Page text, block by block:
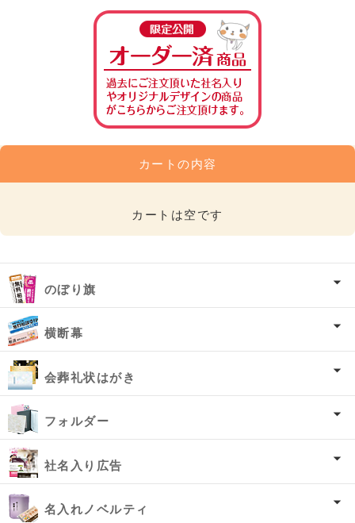
カートの内容
カートは空です
のぼり旗
横断幕
会葬礼状はがき
フォルダー
社名入り広告
名入れノベルティ